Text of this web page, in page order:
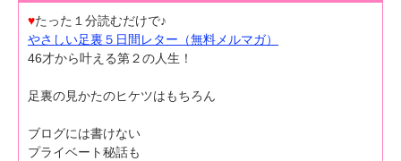
♥たった１分読むだけで♪
やさしい足裏５日間レター（無料メルマガ）
46才から叶える第２の人生！
足裏の見かたのヒケツはもちろん
ブログには書けない
プライベート秘話も